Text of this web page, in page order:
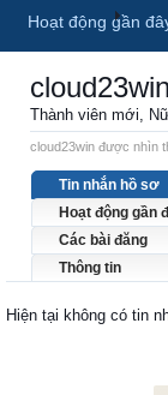
Trang chủ
cloud23win
Thành viên mới,
cloud23win được nhìn
Tin nhắn hồ sơ
Hoạt động gần
Các bài đăng
Thông tin
Hiện tại không có tin
Hoạt động gần